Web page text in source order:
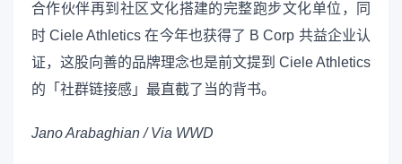
合作伙伴再到社区文化搭建的完整跑步文化单位，同
时 Ciele Athletics 在今年也获得了 B Corp 共益企业认
证，这股向善的品牌理念也是前文提到 Ciele Athletics
的「社群链接感」最直截了当的背书。
Jano Arabaghian / Via WWD